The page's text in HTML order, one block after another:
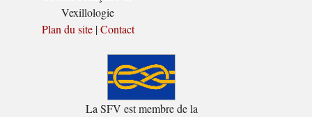
Vexillologie
Plan du site|Contact
La SFV est membre de la